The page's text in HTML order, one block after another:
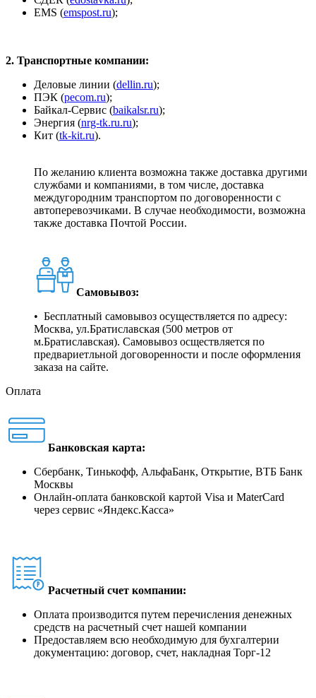
ЕМS (emspost.ru);
2. Транспортные компании:
Деловые линии (dellin.ru);
ПЭК (pecom.ru);
Байкал-Сервис (baikalsr.ru);
Энергия (nrg-tk.ru.ru);
Кит (tk-kit.ru).
По желанию клиента возможна также доставка другими
службами и компаниями, в том числе, доставка
междугородним транспортом по договоренности с
автоперевозчиками. В случае необходимости, возможна
также доставка Почтой России.
Самовывоз:
• Бесплатный самовывоз осуществляется по адресу:
Москва, ул.Братиславская (500 метров от
м.Братиславская). Самовывоз осществляется по
предвариетльной договоренности и после оформления
заказа на сайте.
Оплата
Банковская карта:
Сбербанк, Тинькофф, АльфаБанк, Открытие, ВТБ Банк
Москвы
Онлайн-оплата банковской картой Visa и MaterCard
через сервис «Яндекс.Касса»
Расчетный счет компании:
Оплата производится путем перечисления денежных
средств на расчетный счет нашей компании
Предоставляем всю необходимую для бухгалтерии
документацию: договор, счет, накладная Торг-12